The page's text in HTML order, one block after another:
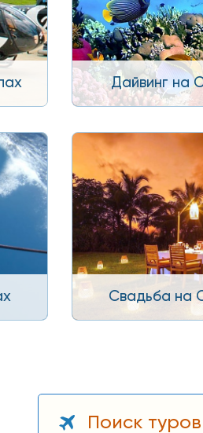
Дайвинг на
Свадьба на
Поиск